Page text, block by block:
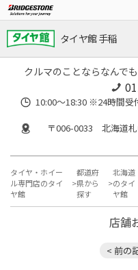
タイヤ館 手稲
クルマのことならなんで
10:00～18:30 ※24時間受
〒006-0033 北海道
タイヤ・ホイー
ル専門店のタイ
ヤ館
都道府
県から
探す
北海道
のタイ
ヤ館
店舗
< 前の